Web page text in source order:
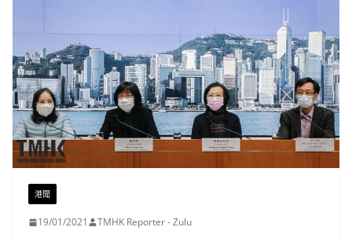
港聞
19/01/2021 TMHK Reporter - Zulu